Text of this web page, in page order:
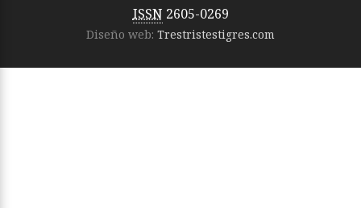
ISSN 2605-0269
Diseño web: Trestristestigres.com